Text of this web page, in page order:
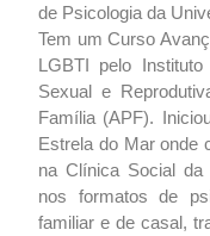
de Psicologia da
Tem um Curso
LGBTI pelo
Sexual e
Família (APF).
Estrela do Mar onde
na Clínica Social da
nos formatos de
familiar e de casal,